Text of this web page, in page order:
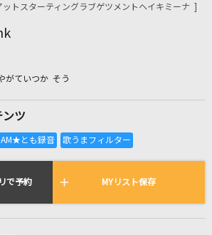
カラオケリクエスト
イムで歌われている曲の一覧
しい私へ
ットスターティングラブゲツメントヘイキミーナ ]
がていつか そう
ンツ
で予約 MYリスト保存